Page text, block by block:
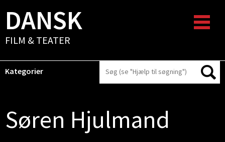
DANSK
FILM & TEATER
Kategorier
Søren Hjulmand